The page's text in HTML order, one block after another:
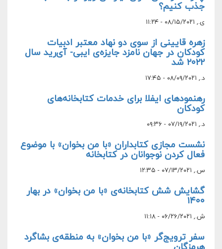
جذب کنیم؟
ی., ۰۸/۱۵/۲۰۲۱ - ۱۱:۲۴
زهره قایینی از سوی دو نهاد معتبر ادبیات
کودکان در جهان نامزد جایزه‌ی ایبی- آی‌رید سال
۲۰۲۲ شد
د., ۰۸/۰۹/۲۰۲۱ - ۱۷:۴۵
رهنمودهای ایفلا برای خدمات کتابخانه‌های
کودکان
د., ۰۷/۱۹/۲۰۲۱ - ۰۹:۳۶
نشست مجازی کتابداران «با من بخوان» با موضوع
فعال کردن نوجوانان در کتابخانه‌
س., ۰۷/۱۳/۲۰۲۱ - ۱۲:۳۵
گشایش شش کتابخانه‌‌ی «با من بخوان» در بهار
۱۴۰۰
ش., ۰۶/۲۶/۲۰۲۱ - ۱۱:۱۸
سفر ترویج‌گر «با من بخوان» به منطقه‌ی بشاگرد